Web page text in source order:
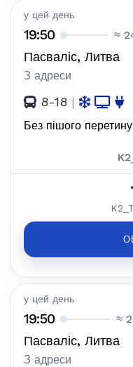
у цей день
19:50 ≈
Пасваліс, Литва
З адреси
8-18 |
Без пішого
у цей день
19:50 ≈
Пасваліс, Литва
З адреси